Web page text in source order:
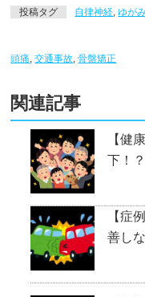
投稿タグ 自律神経 ,ゆが
頭痛 ,交通事故 ,骨盤矯正
関連記事
【健
下！？
【症
善し